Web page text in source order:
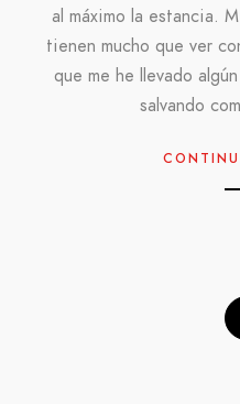
al máximo la estancia.
tienen mucho que ver
que me he llevado
salvando